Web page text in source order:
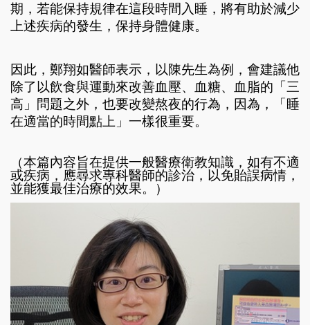
期，若能保持規律在這段時間入睡，將有助於減少
上述疾病的發生，保持身體健康。
因此，鄭翔如醫師表示，以陳先生為例，會建議他
除了以飲食與運動來改善血壓、血糖、血脂的「三
高」問題之外，也要改變熬夜的行為，因為，「睡
在適當的時間點上」一樣很重要。
（本篇內容旨在提供一般醫療衛教知識，如有不適
或疾病，應尋求專科醫師的診治，以免貽誤病情，
並能獲最佳治療的效果。）